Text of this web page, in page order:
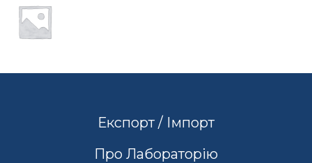
Експорт / Імпорт
Про Лабораторію